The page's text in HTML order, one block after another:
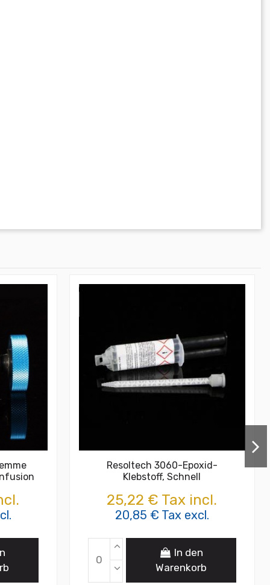
Resoltech 3060-Epoxid-
Klebstoff, Schnell
25,22 € Tax incl.
20,85 € Tax excl.
In den
Warenkorb